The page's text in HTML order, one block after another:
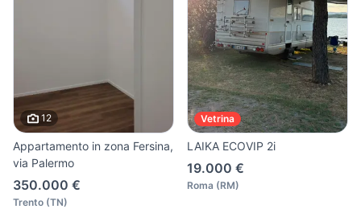
12
Appartamento in zona Fersina,
via Palermo
350.000 €
Trento (TN)
Vetrina
LAIKA ECOVIP 2i
19.000 €
Roma (RM)